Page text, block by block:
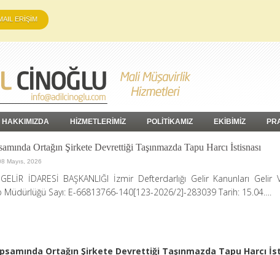
ERİŞİM
HAKKIMIZDA HİZMETLERİMİZ POLİTİKAMIZ EKİBİMİZ
Ortağın Şirkete Devrettiği Taşınmazda Tapu Harcı İstisnası
Mayıs, 2026
İDARESİ BAŞKANLIĞI İzmir Defterdarlığı Gelir Kanunları Gelir
Müdürlüğü Sayı: E-66813766-140[123-2026/2]-283039 Tarih: 15.04….
Ortağın Şirkete Devrettiği Taşınmazda Tapu Harcı